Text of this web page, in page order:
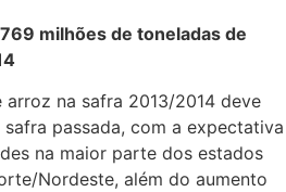
milhões de toneladas de
na safra 2013/2014 deve
passada, com a expectativa
na maior parte dos estados
Nordeste, além do aumento